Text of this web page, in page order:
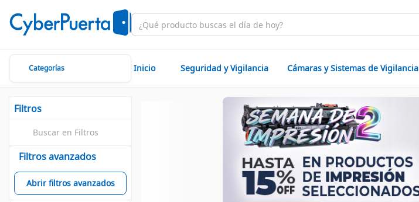
Categorías Inicio Seguridad y Vigilancia Cámaras y Sistemas de Vigilancia
Filtros
Filtros avanzados
Abrir filtros avanzados